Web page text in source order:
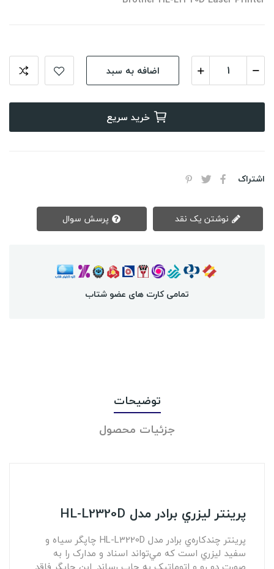
اضافه به سبد
خرید سریع
اشتراک
تمامی کارت های عضو شتاب
توضیحات
جزئیات محصول
پرينتر ليزري برادر مدل HL-L2320D
پرينتر چندکاره‌ي برادر مدل HL-L3220D چاپگر سياه و
سفيد ليزري است که مي‌تواند اسناد و مدارک را به